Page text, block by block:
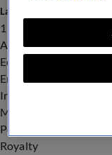
Laatste nieuws
112
Advies & Tips
Economie
Entertainment
Infrastructuur
Milieu en Gezondheid
Politiek
Royalty